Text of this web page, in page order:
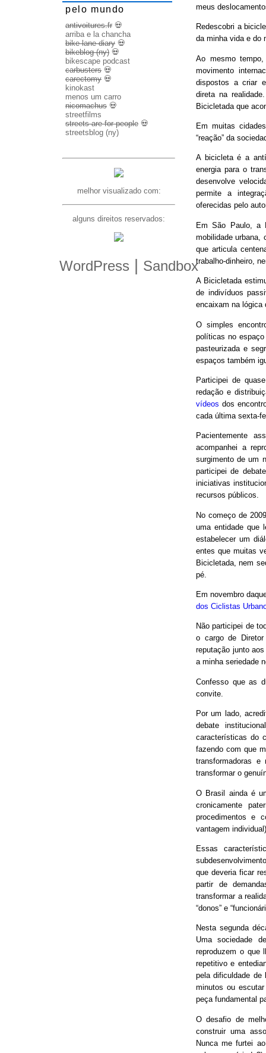
meus
Redescobri a
da minha vida e do
Ao mesmo
movimento
dispostos a criar
direta na
Bicicletada que
Em muitas
“reação” da
A bicicleta é a
energia para o
desenvolve
permite a
oferecidas pelo
Em São Paulo, a
mobilidade urbana,
que articula
trabalho-dinheiro,
A Bicicletada
de indivíduos
encaixam na lógica
O simples
políticas no
pasteurizada e
espaços também
Participei de
redação e
vídeos dos
cada última sexta-
Pacientemente
acompanhei a
surgimento de um
participei de
iniciativas
recursos públicos.
No começo de
uma entidade que
estabelecer um
entes que muitas
Bicicletada, nem
pé.
Em novembro
dos Ciclistas
Não participei de
o cargo de
reputação junto
a minha seriedade
Confesso que as
convite.
Por um lado,
debate
características do
fazendo com que
transformadoras
transformar o
O Brasil ainda é
cronicamente
procedimentos e
vantagem
Essas
que deveria ficar
partir de
transformar a
“donos” e
Nesta segunda
Uma sociedade
reproduzem o que
repetitivo e
pela dificuldade
minutos ou
peça fundamental
O desafio de
construir uma
Nunca me furtei
pelo mundo
antivoitures.fr 💀
arriba e la chancha
bike lane diary 💀
bikeblog (ny) 💀
bikescape podcast
carbusters 💀
carectomy 💀
kinokast
menos um carro
nicomachus 💀
streetfilms
streets are for people 💀
streetsblog (ny)
melhor visualizado com:
alguns direitos reservados:
WordPress Sandbox